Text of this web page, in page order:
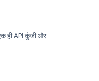
ही API कुंजी और